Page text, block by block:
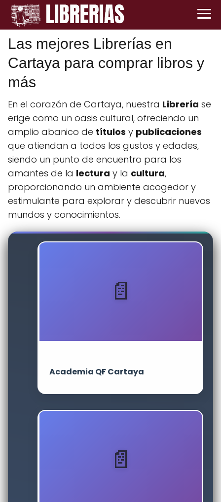
Las mejores Librerías en
Cartaya para comprar libros y
más
En el corazón de Cartaya, nuestra Librería se
erige como un oasis cultural, ofreciendo un
amplio abanico de títulos y publicaciones
que atiendan a todos los gustos y edades,
siendo un punto de encuentro para los
amantes de la lectura y la cultura,
proporcionando un ambiente acogedor y
estimulante para explorar y descubrir nuevos
mundos y conocimientos.
Academia QF Cartaya